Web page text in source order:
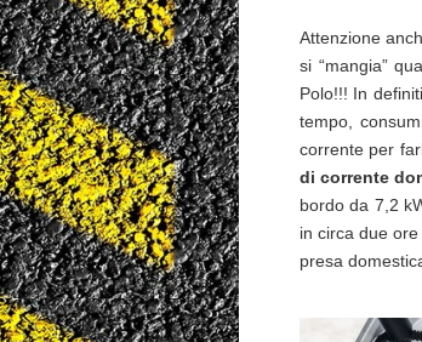
Attenzione
si “mangia”
Polo!!! In
tempo,
corrente per
di corrente
bordo da 7,2
in circa due
presa